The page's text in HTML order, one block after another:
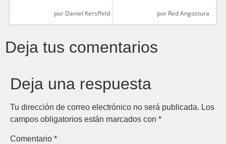
porDaniel Kersffeld porRed Angostura
Deja tus comentarios
Deja una respuesta
Tu dirección de correo electrónico no será publicada. Los
campos obligatorios están marcados con *
Comentario *